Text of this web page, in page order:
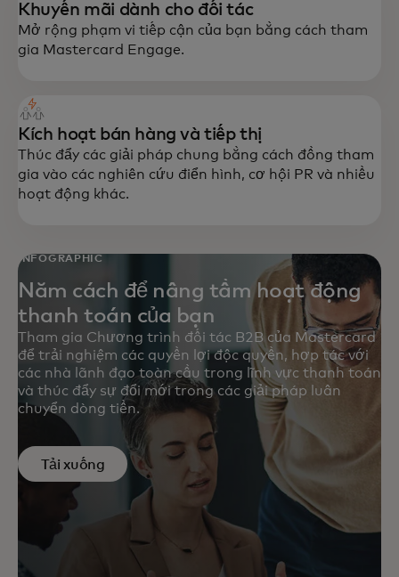
Khuyến mãi dành cho đối tác
Mở rộng phạm vi tiếp cận của bạn bằng cách tham
gia Mastercard Engage.
Kích hoạt bán hàng và tiếp thị
Thúc đẩy các giải pháp chung bằng cách đồng tham
gia vào các nghiên cứu điển hình, cơ hội PR và nhiều
hoạt động khác.
INFOGRAPHIC
Năm cách để nâng tầm hoạt động
thanh toán của bạn
Tham gia Chương trình đối tác B2B của Mastercard
để trải nghiệm các quyền lợi độc quyền, hợp tác với
các nhà lãnh đạo toàn cầu trong lĩnh vực thanh toán
và thúc đẩy sự đổi mới trong các giải pháp luân
chuyển dòng tiền.
Tải xuống